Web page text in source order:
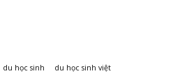
du học sinh du học sinh việt